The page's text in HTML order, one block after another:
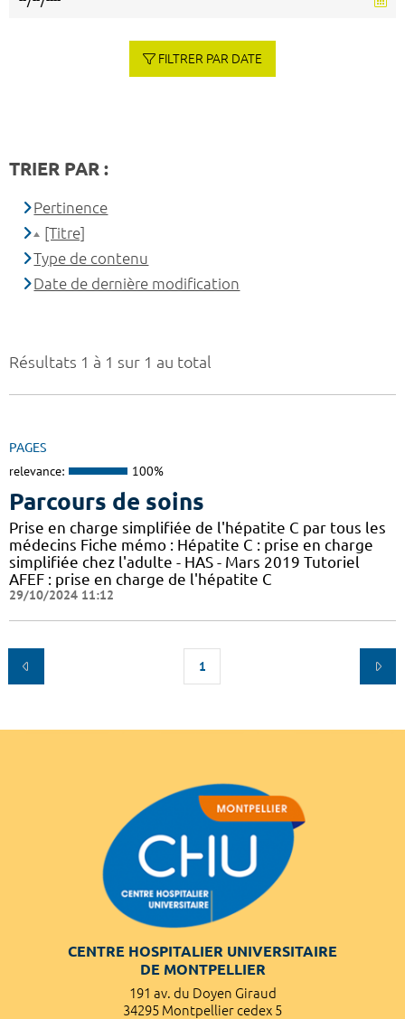
Résultats 1 à 1 sur 1 au total
PAGES
relevance: 100%
Parcours de soins
Prise en charge simplifiée de l'hépatite C par tous les
médecins Fiche mémo : Hépatite C : prise en charge
simplifiée chez l'adulte - HAS - Mars 2019 Tutoriel
AFEF : prise en charge de l'hépatite C
29/10/2024 11:12
1
FILTRER PAR DATE
TRIER PAR :
Pertinence
[Titre]
Type de contenu
Date de dernière modification
CENTRE HOSPITALIER UNIVERSITAIRE
DE MONTPELLIER
191 av. du Doyen Giraud
34295 Montpellier cedex 5